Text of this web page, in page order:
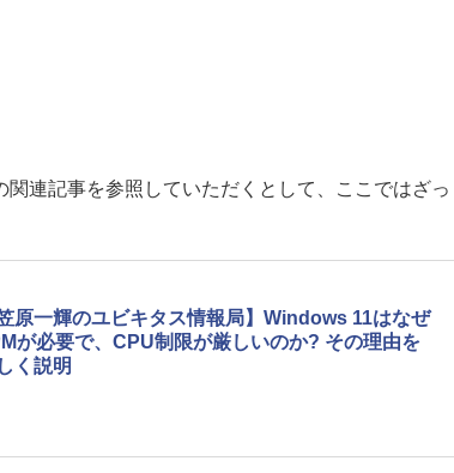
連記事を参照していただくとして、ここではざっ
笠原一輝のユビキタス情報局】Windows 11はなぜ
が必要で、CPU制限が厳しいのか? その理由を
く説明